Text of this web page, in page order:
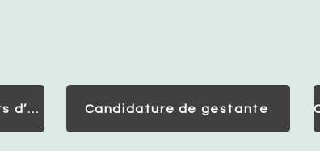
Consultation pour Parents d’Intention Candidature de gestante